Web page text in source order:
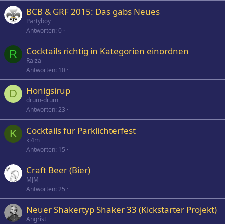
BCB & GRF 2015: Das gabs Neues
Partyboy
Antworten 0
R Cocktails richtig in Kategorien einordnen
Raiza
Antworten 10
D Honigsirup
drum-drum
Antworten 23
K Cocktails für Parklichterfest
ki4m
Antworten 15
Craft Beer (Bier)
MJM
Antworten 25
Neuer Shakertyp Shaker 33 (Kickstarter Projekt)
Angrist